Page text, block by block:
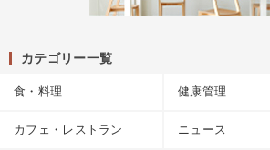
カテゴリー一覧
食・料理 健康管理
カフェ・レストラン ニュース